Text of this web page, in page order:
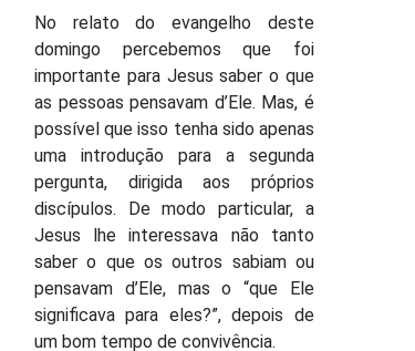
No relato do evangelho deste
domingo percebemos que foi
importante para Jesus saber o que
as pessoas pensavam d’Ele. Mas, é
possível que isso tenha sido apenas
uma introdução para a segunda
pergunta, dirigida aos próprios
discípulos. De modo particular, a
Jesus lhe interessava não tanto
saber o que os outros sabiam ou
pensavam d’Ele, mas o “que Ele
significava para eles?”, depois de
um bom tempo de convivência.